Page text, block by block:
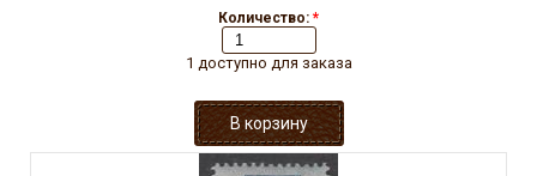
Количество: *
1 доступно для заказа